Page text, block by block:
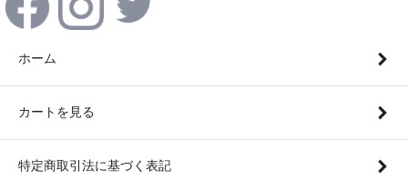
ホーム
カートを見る
特定商取引法に基づく表記